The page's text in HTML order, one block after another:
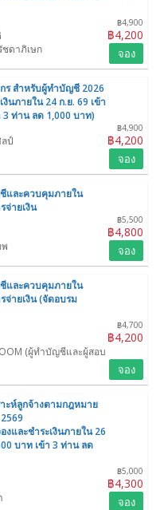
฿4,900
฿4,200
ชดาภิเษก
จอง
ร สำหรับผู้ทำบัญชี 2026
นภายใน 24 ก.ย. 69 เข้า
ท่าน ลด 1,000 บาท)
฿4,900
฿4,200
ป์
จอง
และควบคุมภายใน
จ่ายเงิน
฿5,500
฿4,800
พ
จอง
และควบคุมภายใน
จ่ายเงิน (จัดอบรม
฿4,700
฿4,200
(ผู้ทำบัญชีและผู้สอบ
จอง
ะห์ลูกจ้างตามกฎหมาย
งและชำระเงินภายใน 26
บาท เข้า 3 ท่าน ลด
฿5,000
฿4,300
จอง